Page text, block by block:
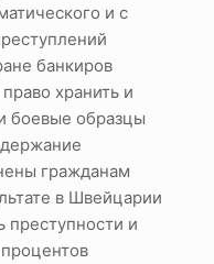
и с
банкиров
хранить и
боевые образцы
гражданам
в Швейцарии
преступности и